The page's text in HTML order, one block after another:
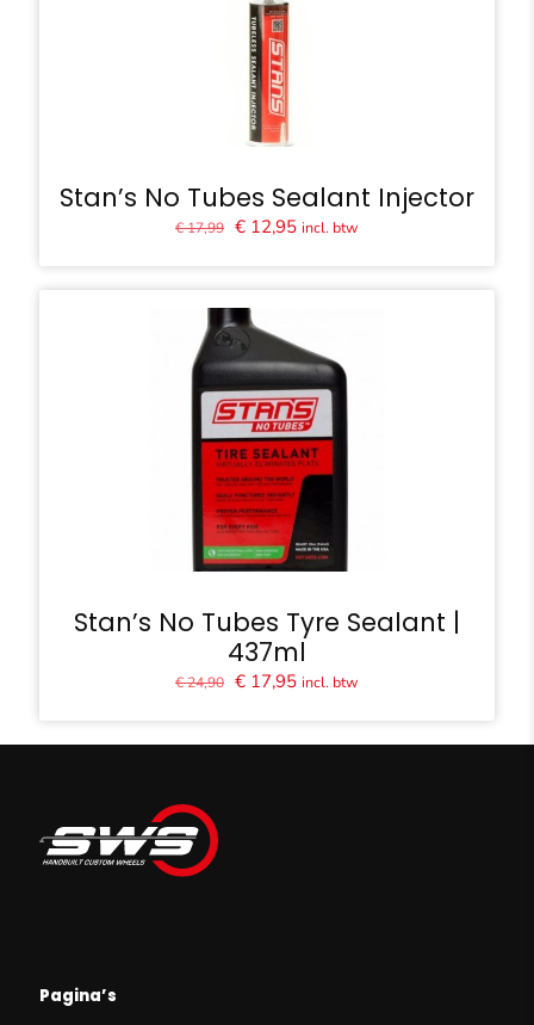
Stan’s No Tubes Sealant Injector
€17,99 Oorspronkelijke
€ 12,95Huidige
incl. btw
Stan’s No Tubes Tyre Sealant |
437ml
€24,90 Oorspronkelijke
€ 24,90.
€ 17,95Huidige
€ 17,95.
incl. btw
Pagina’s